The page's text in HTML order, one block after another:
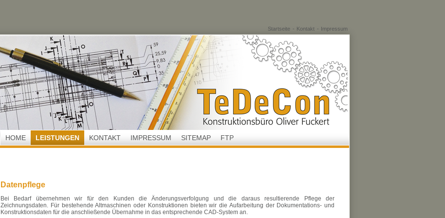
Startseite Kontakt Impressum
HOME LEISTUNGEN KONTAKT IMPRESSUM SITEMAP FTP
Datenpflege
Bei Bedarf übernehmen wir für den Kunden die Änderungsverfolgung und die daraus resultierende Pflege der
Zeichnungsdaten. Für bestehende Altmaschinen oder Konstruktionen bieten wir die Aufarbeitung der Dokumentations- und
Konstruktionsdaten für die anschließende Übernahme in das entsprechende CAD-System an.